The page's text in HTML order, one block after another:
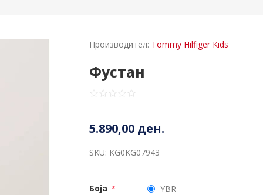
Производител: Tommy Hilfiger Kids
Фустан
5.890,00 ден.
SKU: KG0KG07943
Боја * YBR